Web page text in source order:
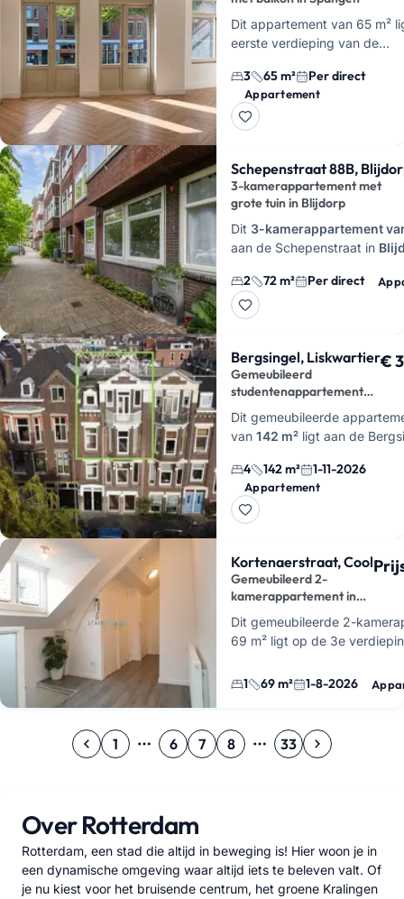
Dit appartement van 65 m²
eerste verdieping van de
Spangen vlak bij
hier 4 kamers in to…
3 65 m² Per direct
Appartement
Schepenstraat 88B,
3-kamerappartement met
grote tuin in Blijdorp
Dit 3-kamerappartement
aan de Schepenstraat in
Dat is meteen het grootste
va…
2 72 m² Per direct
Bergsingel, Liskwartier
Gemeubileerd
studentenappartement
met dakterras
€
Dit gemeubileerde
van 142 m² ligt aan de
balkon en een dakterras. Je
hier op de 2e verdie…
4 142 m² 1-11-2026
Appartement
Kortenaerstraat, Cool
Gemeubileerd 2-
kamerappartement in
Cool
Dit gemeubileerde 2-
69 m² ligt op de 3e
Centrum. Je hebt hier een …
1 69 m² 1-8-2026
1 6 7 8 33
Over Rotterdam
Rotterdam, een stad die altijd in beweging is! Hier woon je in
een dynamische omgeving waar altijd iets te beleven valt. Of
je nu kiest voor het bruisende centrum, het groene Kralingen